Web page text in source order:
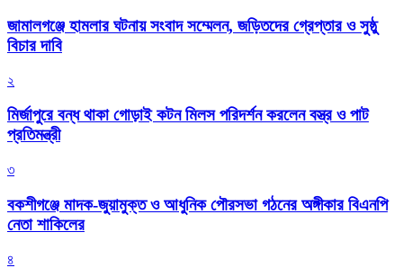
জামালগঞ্জে হামলার ঘটনায় সংবাদ সম্মেলন, জড়িতদের গ্রেপ্তার ও সুষ্ঠু
বিচার দাবি
২
মির্জাপুরে বন্ধ থাকা গোড়াই কটন মিলস পরিদর্শন করলেন বস্ত্র ও পাট
প্রতিমন্ত্রী
৩
বকশীগঞ্জে মাদক-জুয়ামুক্ত ও আধুনিক পৌরসভা গঠনের অঙ্গীকার বিএনপি
নেতা শাকিলের
৪